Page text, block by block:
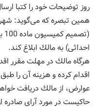
روز توضیحات خود را كتبا
همین تبصره كه می‌گوید:
احداثی) به مالك ابلاغ كند.
هرگاه مالك در مهلت مقرر
اقدام كرده و هزینه آن را